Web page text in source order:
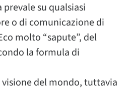
su qualsiasi
o di comunicazione di
molto “sapute”, del
la formula di
visione del mondo, tuttavia